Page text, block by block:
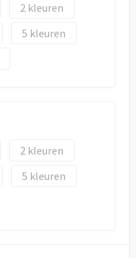
2
5
2
5